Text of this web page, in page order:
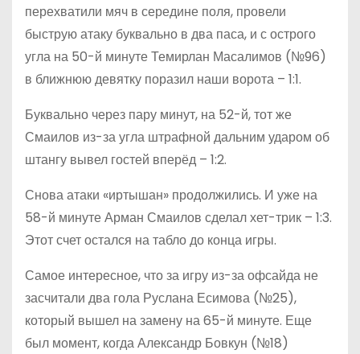
перехватили мяч в середине поля, провели
быструю атаку буквально в два паса, и с острого
угла на 50-й минуте Темирлан Масалимов (№96)
в ближнюю девятку поразил наши ворота – 1:1.
Буквально через пару минут, на 52-й, тот же
Смаилов из-за угла штрафной дальним ударом об
штангу вывел гостей вперёд – 1:2.
Снова атаки «иртышан» продолжились. И уже на
58-й минуте Арман Смаилов сделал хет-трик – 1:3.
Этот счет остался на табло до конца игры.
Самое интересное, что за игру из-за офсайда не
засчитали два гола Руслана Есимова (№25),
который вышел на замену на 65-й минуте. Еще
был момент, когда Александр Бовкун (№18)